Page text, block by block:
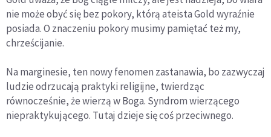
nie może obyć się bez pokory, którą ateista Gold wyraźnie
posiada. O znaczeniu pokory musimy pamiętać też my,
chrześcijanie.
Na marginesie, ten nowy fenomen zastanawia, bo zazwyczaj
ludzie odrzucają praktyki religijne, twierdząc
równocześnie, że wierzą w Boga. Syndrom wierzącego
niepraktykującego. Tutaj dzieje się coś przeciwnego.